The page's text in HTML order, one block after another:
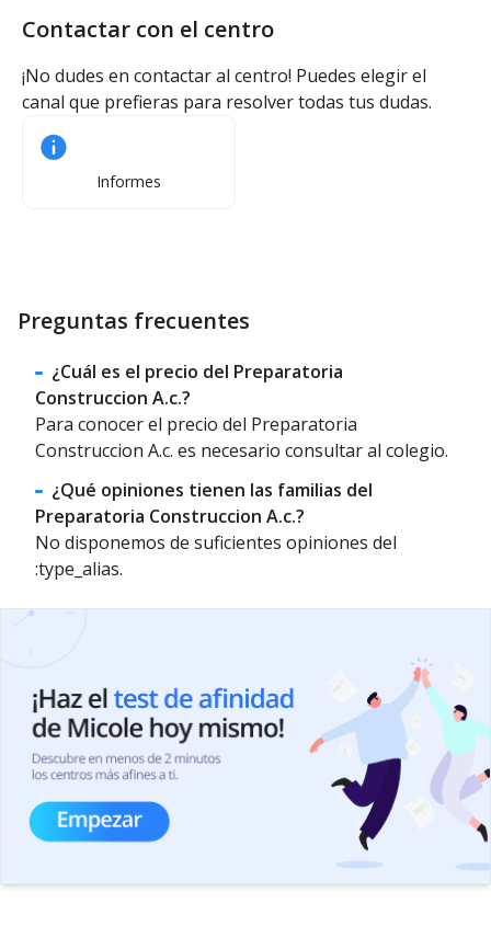
Contactar con el centro
¡No dudes en contactar al centro! Puedes elegir el
canal que prefieras para resolver todas tus dudas.
Informes
Preguntas frecuentes
¿Cuál es el precio del Preparatoria
Construccion A.c.?
Para conocer el precio del Preparatoria
Construccion A.c. es necesario consultar al colegio.
¿Qué opiniones tienen las familias del
Preparatoria Construccion A.c.?
No disponemos de suficientes opiniones del
:type_alias.